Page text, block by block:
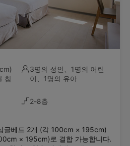
침
3명의 성인、1명의 어린
이、1명의 유아
2-8층
글베드 2개 (각 100cm × 195cm)
× 195cm)로 결합 가능합니다.